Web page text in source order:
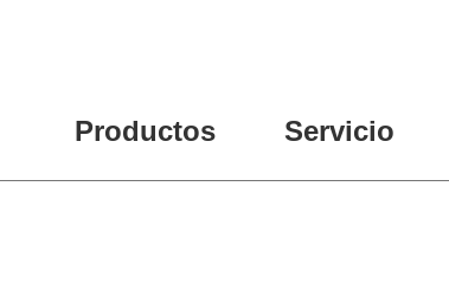
Productos Servicio